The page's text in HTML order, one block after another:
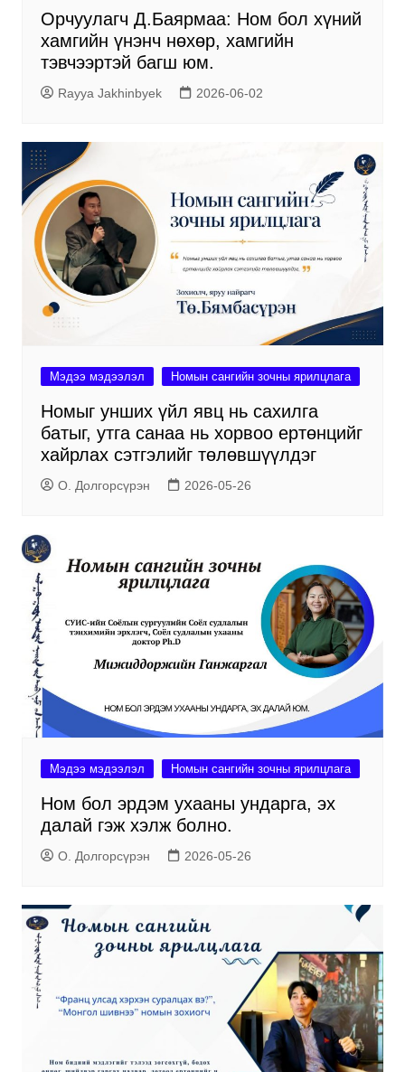
Орчуулагч Д.Баярмаа: Ном бол хүний
хамгийн үнэнч нөхөр, хамгийн
тэвчээртэй багш юм.
Rayya Jakhinbyek 2026-06-02
Мэдээ мэдээлэл Номын сангийн зочны ярилцлага
Номыг унших үйл явц нь сахилга
батыг, утга санаа нь хорвоо ертөнцийг
хайрлах сэтгэлийг төлөвшүүлдэг
О. Долгорсүрэн 2026-05-26
Мэдээ мэдээлэл Номын сангийн зочны ярилцлага
Ном бол эрдэм ухааны ундарга, эх
далай гэж хэлж болно.
О. Долгорсүрэн 2026-05-26